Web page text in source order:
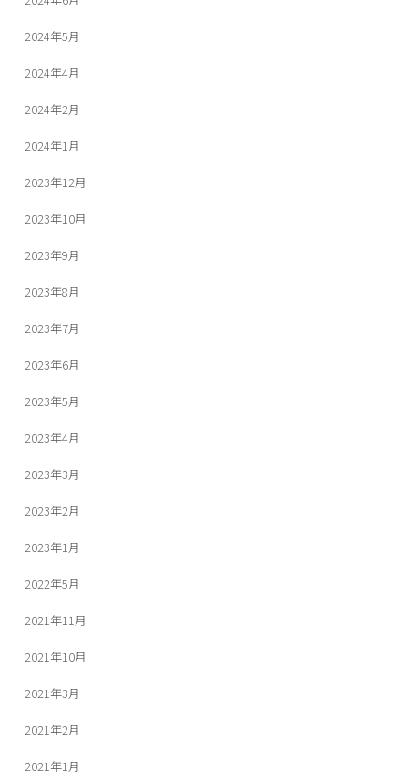
2024年5月
2024年4月
2024年2月
2024年1月
2023年12月
2023年10月
2023年9月
2023年8月
2023年7月
2023年6月
2023年5月
2023年4月
2023年3月
2023年2月
2023年1月
2022年5月
2021年11月
2021年10月
2021年3月
2021年2月
2021年1月